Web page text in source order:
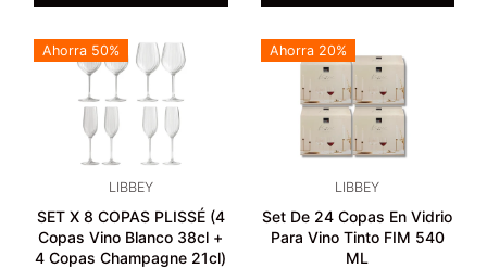
Ahorra 50%
LIBBEY
SET X 8 COPAS PLISSÉ (4
Copas Vino Blanco 38cl +
4 Copas Champagne 21cl)
Ahorra 20%
LIBBEY
Set De 24 Copas En Vidrio
Para Vino Tinto FIM 540
ML